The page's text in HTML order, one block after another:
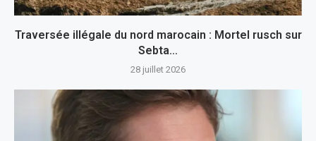
Traversée illégale du nord marocain : Mortel rusch sur
Sebta…
28 juillet 2026